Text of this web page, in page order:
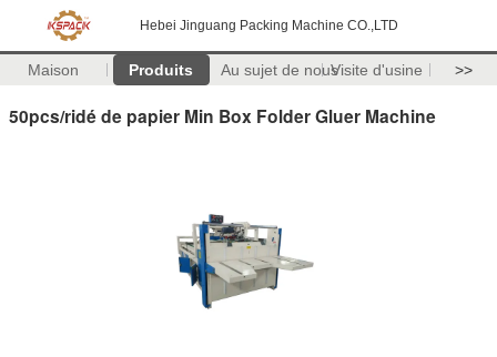
Hebei Jinguang Packing Machine CO.,LTD
Maison Produits Au sujet de nousVisite d'usine >>
50pcs/ridé de papier Min Box Folder Gluer Machine